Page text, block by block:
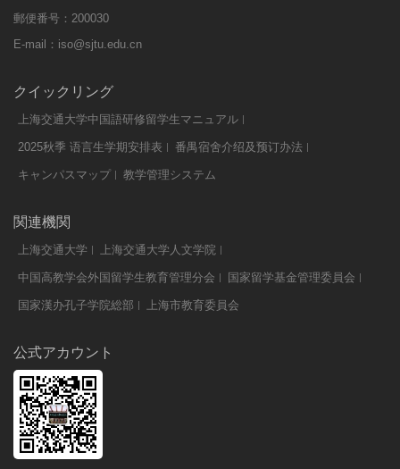
郵便番号：200030
E-mail： iso@sjtu.edu.cn
クイックリング
上海交通大学中国語研修留学生マニュアル
2025秋季 语言生学期安排表 番禺宿舍介绍及预订办法
キャンパスマップ 教学管理システム
関連機関
上海交通大学 上海交通大学人文学院
中国高教学会外国留学生教育管理分会 国家留学基金管理委員会
国家漢办孔子学院総部 上海市教育委員会
公式アカウント